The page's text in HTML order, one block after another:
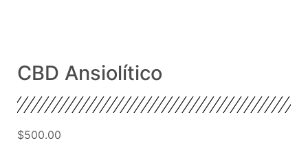
CBD Ansiolítico
$500.00